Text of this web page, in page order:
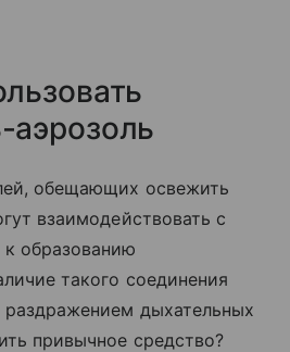
аэрозоль
обещающих освежить
взаимодействовать с
образованию
такого соединения
дыхательных
привычное средство?